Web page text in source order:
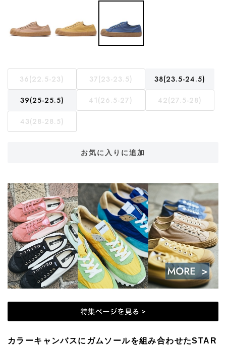
36(22.5-23) 37(23-23.5) 38(23.5-24.5)
39(25-25.5) 41(26.5-27) 42(27.5-28)
43(28-28.5)
お気に入りに追加
カラーキャンバスにガムソールを組み合わせたSTAR